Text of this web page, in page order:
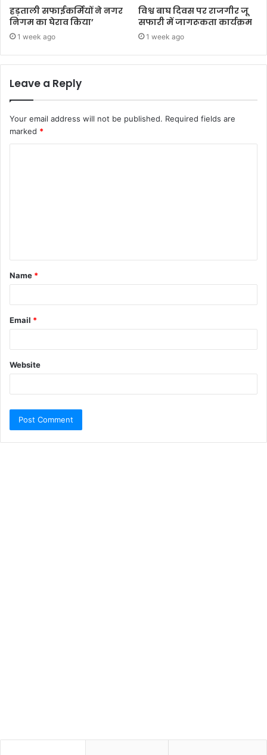
हड़ताली सफाईकर्मियों ने नगर
निगम का घेराव किया’
1 week ago
विश्व बाघ दिवस पर राजगीर जू
सफारी में जागरूकता कार्यक्रम
1 week ago
Leave a Reply
Your email address will not be published. Required fields are
marked *
Name *
Email *
Website